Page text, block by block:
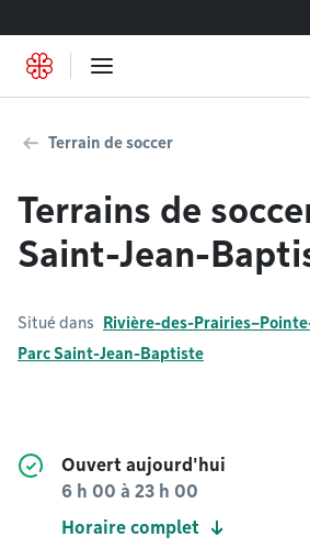
Terrain de soccer
Terrains de
Saint-Jean-
Situé dans
Rivière-des-
Parc Saint-Jean-Baptiste
Ouvert aujourd'hui
6 h 00 à 23 h 00
Horaire complet